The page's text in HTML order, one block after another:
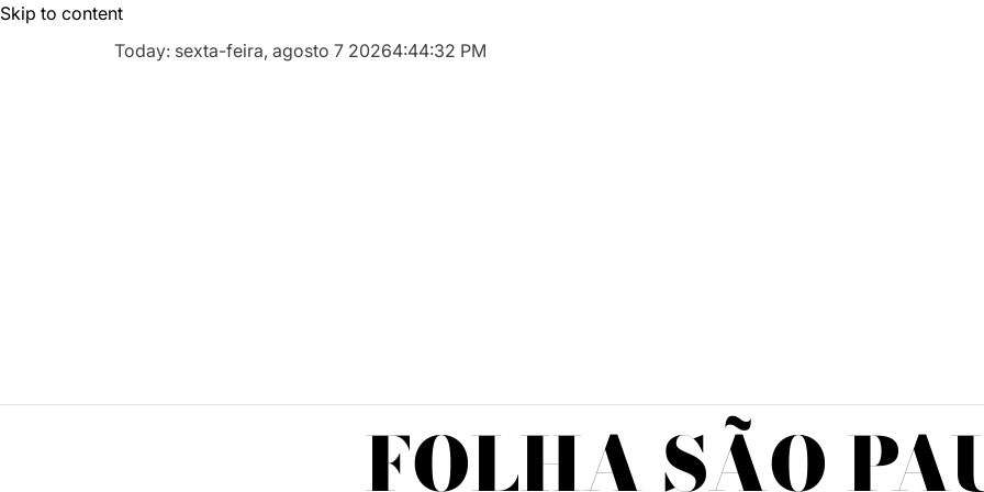
Skip to content
Today: sexta-feira, agosto 7 20264:44:34 PM
FOLHA SÃO